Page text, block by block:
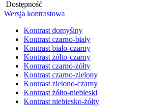
Dostępność
Wersja kontrastowa
Kontrast domyślny
Kontrast czarno-biały
Kontrast biało-czarny
Kontrast żółto-czarny
Kontrast czarno-żółty
Kontrast czarno-zielony
Kontrast zielono-czarny
Kontrast żółto-niebieski
Kontrast niebiesko-żółty